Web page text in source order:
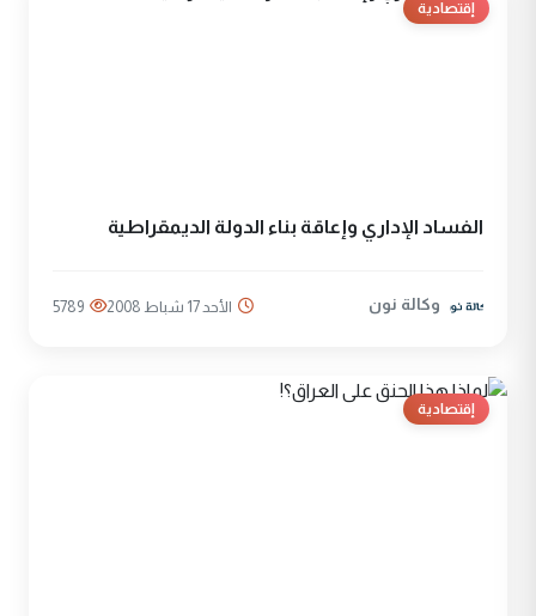
إقتصادية
الفساد الإداري وإعاقة بناء الدولة الديمقراطية
وكالة نون الأحد 17 شباط 2008 5789
إقتصادية